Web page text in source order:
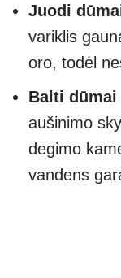
Juodi
variklis
oro, todėl
Balti dūmai
aušinimo
degimo
vandens